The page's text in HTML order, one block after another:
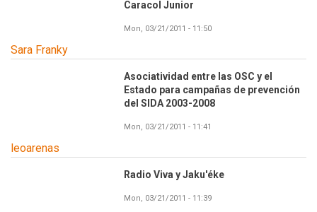
Caracol Junior
Mon, 03/21/2011 - 11:50
Sara Franky
Asociatividad entre las OSC y el
Estado para campañas de prevención
del SIDA 2003-2008
Mon, 03/21/2011 - 11:41
leoarenas
Radio Viva y Jaku'éke
Mon, 03/21/2011 - 11:39